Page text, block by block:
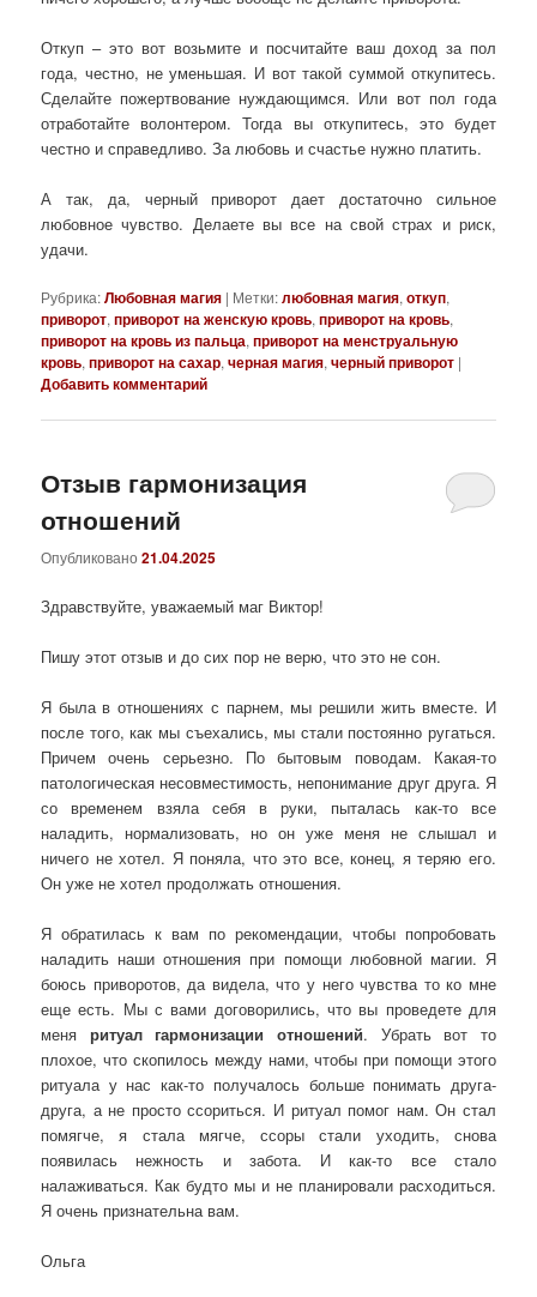
Откуп – это вот возьмите и посчитайте ваш доход за пол
года, честно, не уменьшая. И вот такой суммой откупитесь.
Сделайте пожертвование нуждающимся. Или вот пол года
отработайте волонтером. Тогда вы откупитесь, это будет
честно и справедливо. За любовь и счастье нужно платить.
А так, да, черный приворот дает достаточно сильное
любовное чувство. Делаете вы все на свой страх и риск,
удачи.
Рубрика:Любовная магия | Метки:любовная магия,откуп,
приворот,приворот на женскую кровь,приворот на кровь,
приворот на кровь из пальца,приворот на менструальную
кровь,приворот на сахар,черная магия,черный приворот |
Добавить комментарий
Отзыв гармонизация
отношений
Опубликовано21.04.2025
Здравствуйте, уважаемый маг Виктор!
Пишу этот отзыв и до сих пор не верю, что это не сон.
Я была в отношениях с парнем, мы решили жить вместе. И
после того, как мы съехались, мы стали постоянно ругаться.
Причем очень серьезно. По бытовым поводам. Какая-то
патологическая несовместимость, непонимание друг друга. Я
со временем взяла себя в руки, пыталась как-то все
наладить, нормализовать, но он уже меня не слышал и
ничего не хотел. Я поняла, что это все, конец, я теряю его.
Он уже не хотел продолжать отношения.
Я обратилась к вам по рекомендации, чтобы попробовать
наладить наши отношения при помощи любовной магии. Я
боюсь приворотов, да видела, что у него чувства то ко мне
еще есть. Мы с вами договорились, что вы проведете для
меня ритуал гармонизации отношений. Убрать вот то
плохое, что скопилось между нами, чтобы при помощи этого
ритуала у нас как-то получалось больше понимать друга-
друга, а не просто ссориться. И ритуал помог нам. Он стал
помягче, я стала мягче, ссоры стали уходить, снова
появилась нежность и забота. И как-то все стало
налаживаться. Как будто мы и не планировали расходиться.
Я очень признательна вам.
Ольга